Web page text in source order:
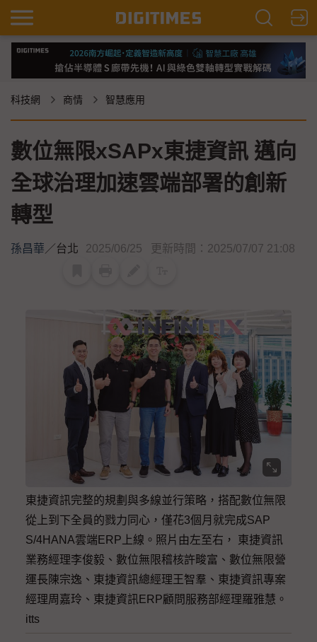
科技網 商情 智慧應用
數位無限xSAPx東捷資訊 邁向
全球治理加速雲端部署的創新
轉型
孫昌華／台北 2025/06/25 更新時間：2025/07/07 21:08
東捷資訊完整的規劃與多線並行策略，搭配數位無限
從上到下全員的戮力同心，僅花3個月就完成SAP
S/4HANA雲端ERP上線。照片由左至右， 東捷資訊
業務經理李俊毅、數位無限稽核許畯富、數位無限營
運長陳宗逸、東捷資訊總經理王智羣、東捷資訊專案
經理周嘉玲、東捷資訊ERP顧問服務部經理羅雅慧。
itts